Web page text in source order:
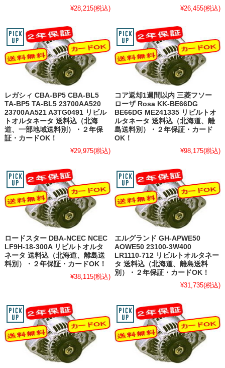
¥28,215(税込)
¥26,455(税込)
レガシィ CBA-BP5 CBA-BL5
TA-BP5 TA-BL5 23700AA520
23700AA521 A3TG0491 リビル
トオルタネータ 送料込（北海
道、一部地域送料別）・２年保
証・カードOK！
¥29,975(税込)
コア返却1週間以内 三菱フソー
ローザ Rosa KK-BE66DG
BE66DG ME241335 リビルトオ
ルタネータ 送料込（北海道、離
島送料別）・２年保証・カード
OK！
¥98,175(税込)
ロードスター DBA-NCEC NCEC
LF9H-18-300A リビルトオルタ
ネータ 送料込（北海道、離島送
料別）・２年保証・カードOK！
¥38,115(税込)
エルグランド GH-APWE50
AOWE50 23100-3W400
LR1110-712 リビルトオルタネー
タ 送料込（北海道、離島送料
別）・２年保証・カードOK！
¥31,735(税込)